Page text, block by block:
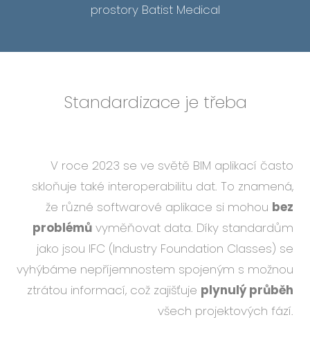
prostory Batist Medical
Standardizace je třeba
V roce 2023 se ve světě BIM aplikací často
skloňuje také interoperabilitu dat. To znamená,
že různé softwarové aplikace si mohou bez
problémů vyměňovat data. Díky standardům
jako jsou IFC (Industry Foundation Classes) se
vyhýbáme nepříjemnostem spojeným s možnou
ztrátou informací, což zajišťuje plynulý průběh
všech projektových fází.